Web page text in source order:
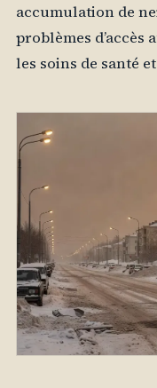
accumulation de
problèmes d’accès
les soins de santé